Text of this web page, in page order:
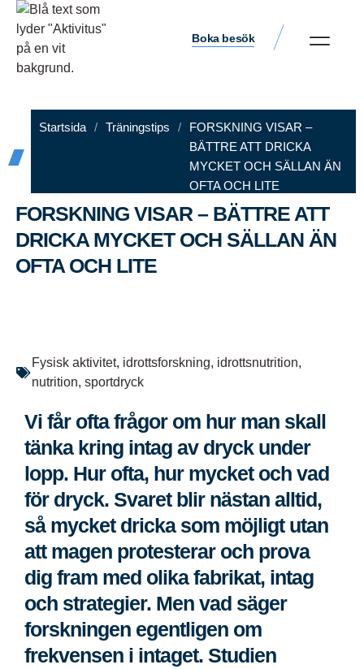
Boka besök
Startsida / Träningstips /
FORSKNING VISAR –
BÄTTRE ATT DRICKA
MYCKET OCH SÄLLAN ÄN
OFTA OCH LITE
FORSKNING VISAR – BÄTTRE ATT
DRICKA MYCKET OCH SÄLLAN ÄN
OFTA OCH LITE
Fysisk aktivitet, idrottsforskning, idrottsnutrition,
nutrition, sportdryck
Vi får ofta frågor om hur man skall
tänka kring intag av dryck under
lopp. Hur ofta, hur mycket och vad
för dryck. Svaret blir nästan alltid,
så mycket dricka som möjligt utan
att magen protesterar och prova
dig fram med olika fabrikat, intag
och strategier. Men vad säger
forskningen egentligen om
frekvensen i intaget. Studien